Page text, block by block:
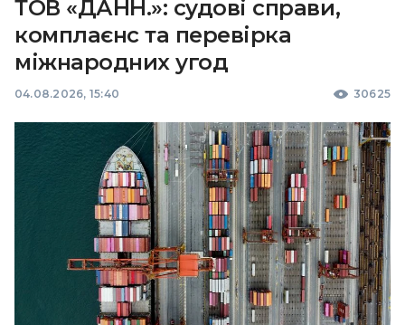
ТОВ «ДАНН.»: судові справи,
комплаєнс та перевірка
міжнародних угод
04.08.2026, 15:40 30625